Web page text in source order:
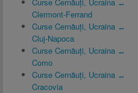
Clermont-Ferrand
Curse Cernăuți, Ucraina ↔
Cluj-Napoca
Curse Cernăuți, Ucraina ↔
Como
Curse Cernăuți, Ucraina ↔
Cracovia